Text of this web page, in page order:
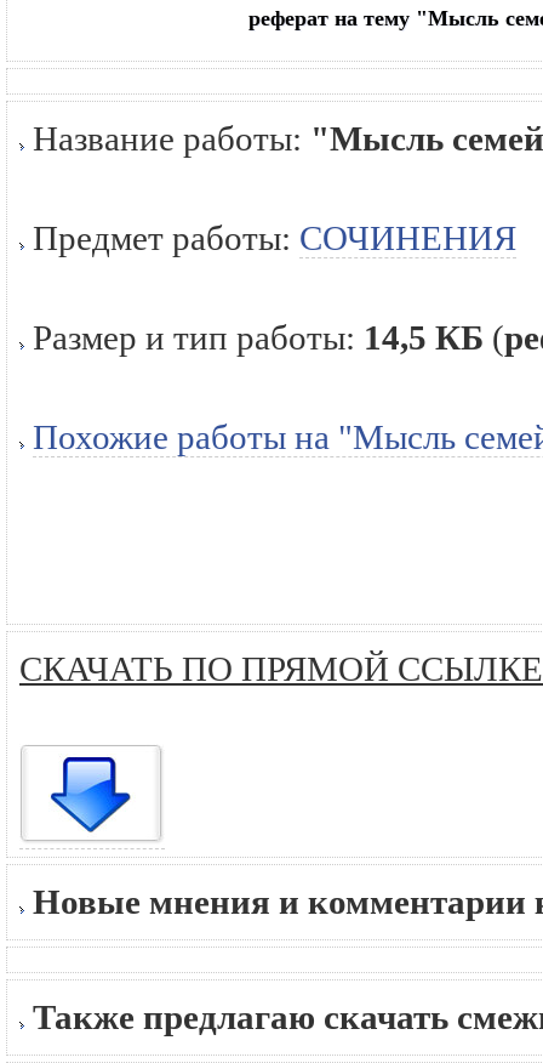
реферат на тему "Мысль
Название работы: "Мысль
Предмет работы: СОЧИНЕНИЯ
Размер и тип работы: 14,5 КБ (
Похожие работы на "Мысль
СКАЧАТЬ ПО ПРЯМОЙ ССЫЛКЕ
Новые мнения и комментарии
Также предлагаю скачать